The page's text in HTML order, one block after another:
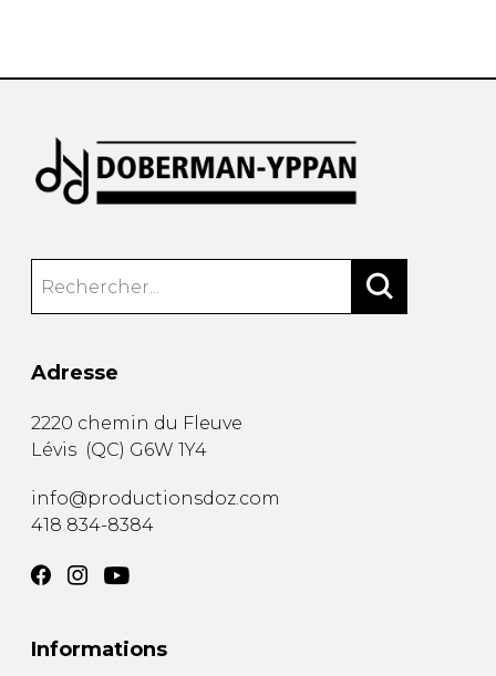
Adresse
2220 chemin du Fleuve
Lévis (QC) G6W 1Y4
info@productionsdoz.com
418 834-8384
Informations